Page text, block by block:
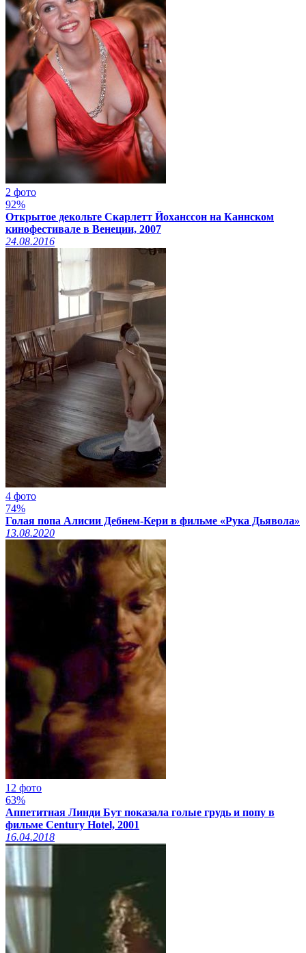
2 фото
92%
Открытое декольте Скарлетт Йоханссон на Каннском
кинофестивале в Венеции, 2007
24.08.2016
4 фото
74%
Голая попа Алисии Дебнем-Кери в фильме «Рука Дьявола»
13.08.2020
12 фото
63%
Аппетитная Линди Бут показала голые грудь и попу в
фильме Century Hotel, 2001
16.04.2018